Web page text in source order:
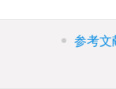
参考文